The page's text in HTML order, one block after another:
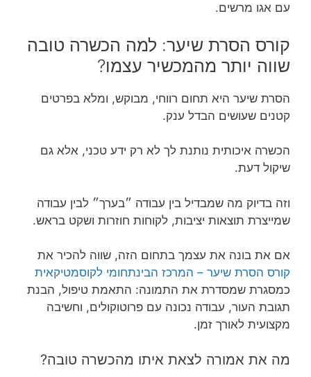
עם אגו מרשים.
קורס הסרת שיער: למה הכשרה טובה
שווה יותר מהמכשיר עצמו?
הסרת שיער היא תחום רווחי, מבוקש, ומלא בפרטים
קטנים שעושים הבדל ענק.
הכשרה איכותית נותנת לך לא רק ידע טכני, אלא גם
שיקול דעת.
וזה בדיוק מה שמבדיל בין עבודה ״בערך״ לבין עבודה
שמייצרת תוצאות יציבות, לקוחות חוזרות ושקט בראש.
אם את בונה את עצמך בתחום הזה, שווה להכיר את
קורס הסרת שיער – המרכז הבינתחומי לקוסמטיקאית
כמסגרת שמסדרת את התמונה: התאמת טיפול, הבנת
תגובת העור, עבודה נכונה עם פרוטוקולים, וחשיבה
מקצועית לאורך זמן.
מה את אמורה לצאת איתו מהכשרה טובה?